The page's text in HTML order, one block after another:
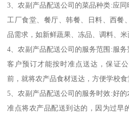
3、农副产品配送公司的菜品种类:应同
工厂食堂、餐厅、韩餐、日料、西餐
品需求，如新鲜蔬果、冻品、调料、
4、农副产品配送公司的服务范围:服务
客户预订才能按时准点送达，保证
前，就将农产品食材送达，方便学校
5、农副产品配送公司的服务时效:好的
准点将农产品配送到达的，因为过早